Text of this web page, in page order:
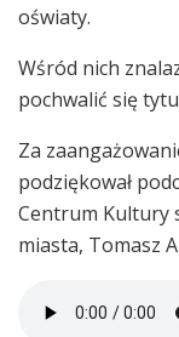
oświaty.
Wśród nich
pochwalić się
Za
podziękował
Centrum Kultury
miasta, Tomasz